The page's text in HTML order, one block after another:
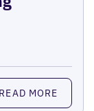
READ MORE